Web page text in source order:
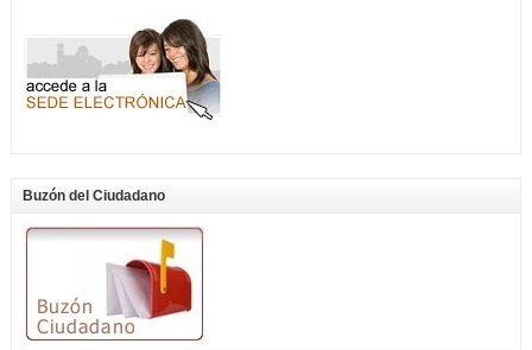
Buzón del Ciudadano